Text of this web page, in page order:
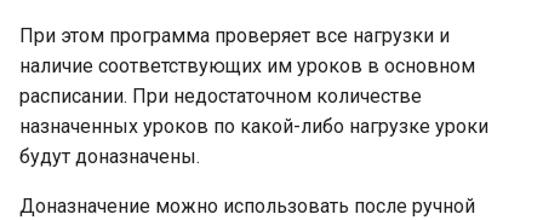
При этом программа проверяет все нагрузки и
наличие соответствующих им уроков в основном
расписании. При недостаточном количестве
назначенных уроков по какой-либо нагрузке уроки
будут доназначены.
Доназначение можно использовать после ручной